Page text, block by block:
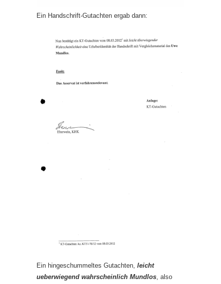
Ein Handschrift-Gutachten ergab dann:
Ein hingeschummeltes Gutachten, leicht
ueberwiegend wahrscheinlich Mundlos, also